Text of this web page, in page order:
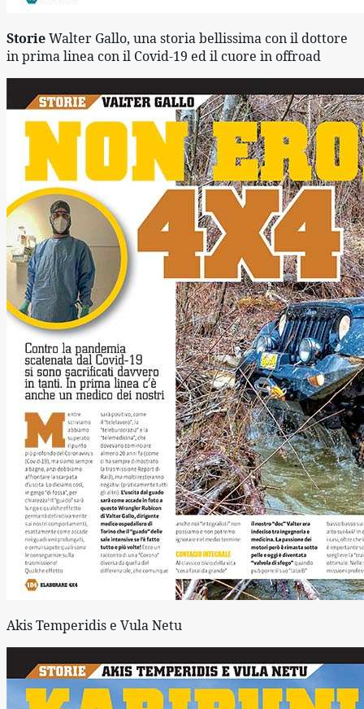
Storie Walter Gallo, una storia bellissima con il dottore
in prima linea con il Covid-19 ed il cuore in offroad
Akis Temperidis e Vula Netu